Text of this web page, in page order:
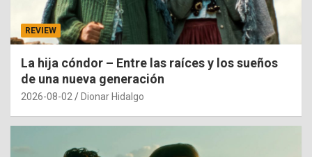
REVIEW
La hija cóndor – Entre las raíces y los sueños
de una nueva generación
2026-08-02 Dionar Hidalgo